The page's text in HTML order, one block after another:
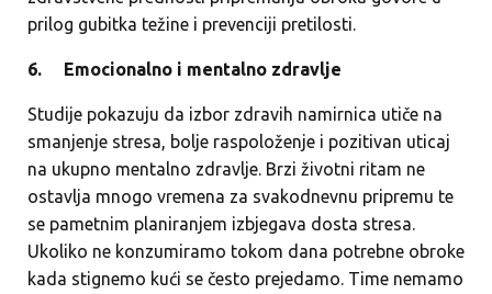
prilog gubitka težine i prevenciji pretilosti.
6. Emocionalno i mentalno zdravlje
Studije pokazuju da izbor zdravih namirnica utiče na
smanjenje stresa, bolje raspoloženje i pozitivan uticaj
na ukupno mentalno zdravlje. Brzi životni ritam ne
ostavlja mnogo vremena za svakodnevnu pripremu te
se pametnim planiranjem izbjegava dosta stresa.
Ukoliko ne konzumiramo tokom dana potrebne obroke
kada stignemo kući se često prejedamo. Time nemamo